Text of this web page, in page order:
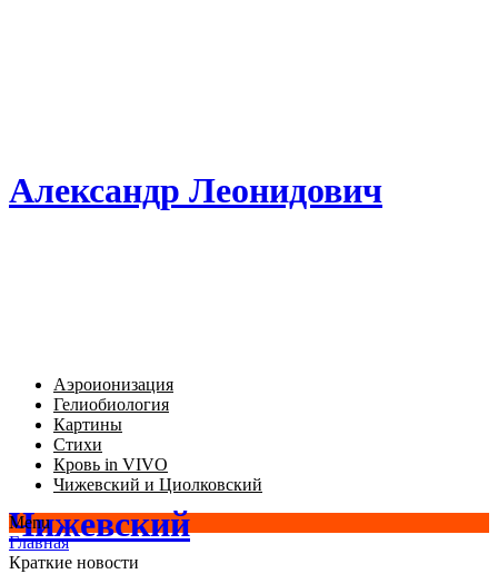
Александр Леонидович
Чижевский
Аэроионизация
Гелиобиология
Картины
Стихи
Кровь in VIVO
Чижевский и Циолковский
Menu
Главная
Краткие новости